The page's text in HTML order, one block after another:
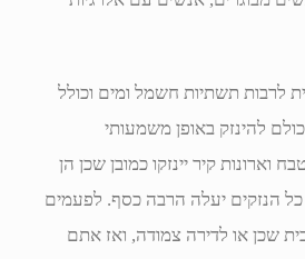
לרבות תשתיות חשמל ומים וכולל
להינזק באופן משמעותי
וארונות קיר יינזקו כמובן שכן הן
כל הנזקים יעלה הרבה כסף. לפעמים
שכן או לדירה צמודה, ואז אתם